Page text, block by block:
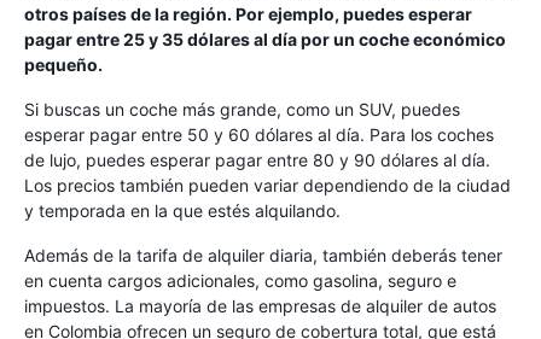
otros países de la región. Por ejemplo, puedes esperar
pagar entre 25 y 35 dólares al día por un coche económico
pequeño.
Si buscas un coche más grande, como un SUV, puedes
esperar pagar entre 50 y 60 dólares al día. Para los coches
de lujo, puedes esperar pagar entre 80 y 90 dólares al día.
Los precios también pueden variar dependiendo de la ciudad
y temporada en la que estés alquilando.
Además de la tarifa de alquiler diaria, también deberás tener
en cuenta cargos adicionales, como gasolina, seguro e
impuestos. La mayoría de las empresas de alquiler de autos
en Colombia ofrecen un seguro de cobertura total, que está